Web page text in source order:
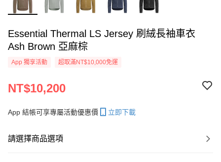
Essential Thermal LS Jersey 刷絨長袖車衣
Ash Brown 亞麻棕
App 獨享活動 超取滿NT$10,000免運
NT$10,200
App 結帳可享專屬活動優惠價 立即下載
請選擇商品選項